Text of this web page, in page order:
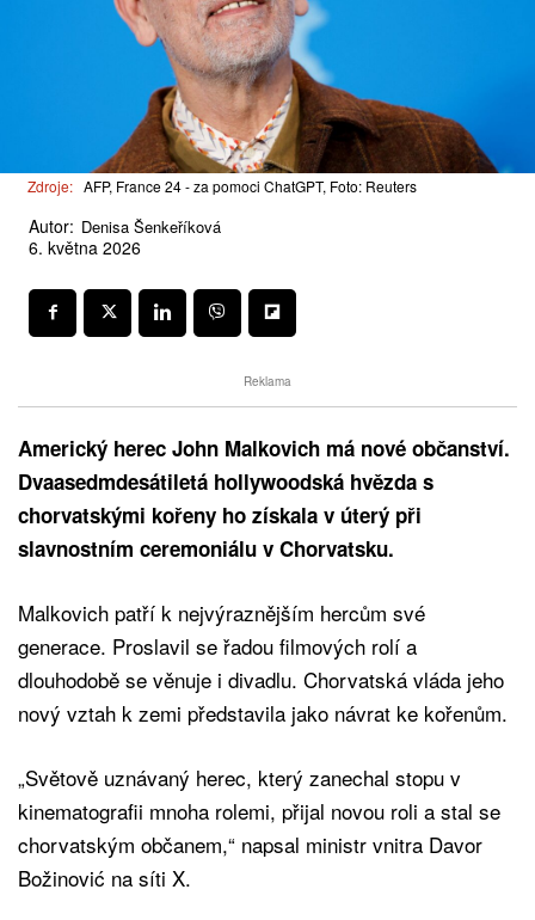
Zdroje: AFP, France 24 - za pomoci ChatGPT, Foto: Reuters
Autor: Denisa Šenkeříková
6. května 2026
Reklama
Americký herec John Malkovich má nové občanství.
Dvaasedmdesátiletá hollywoodská hvězda s
chorvatskými kořeny ho získala v úterý při
slavnostním ceremoniálu v Chorvatsku.
Malkovich patří k nejvýraznějším hercům své
generace. Proslavil se řadou filmových rolí a
dlouhodobě se věnuje i divadlu. Chorvatská vláda jeho
nový vztah k zemi představila jako návrat ke kořenům.
„Světově uznávaný herec, který zanechal stopu v
kinematografii mnoha rolemi, přijal novou roli a stal se
chorvatským občanem,“ napsal ministr vnitra Davor
Božinović na síti X.